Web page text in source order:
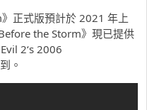
正式版預計於 2021 年上
the Storm》現已提供
2‘s 2006
。